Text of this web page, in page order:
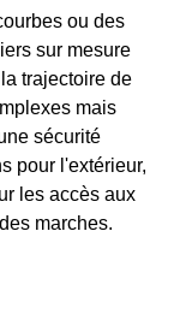
ou des
sur mesure
trajectoire de
mais
sécurité
pour l'extérieur,
les accès aux
marches.